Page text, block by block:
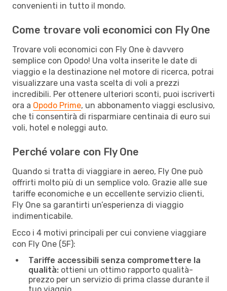
convenienti in tutto il mondo.
Come trovare voli economici con Fly One
Trovare voli economici con Fly One è davvero
semplice con Opodo! Una volta inserite le date di
viaggio e la destinazione nel motore di ricerca, potrai
visualizzare una vasta scelta di voli a prezzi
incredibili. Per ottenere ulteriori sconti, puoi iscriverti
ora a Opodo Prime, un abbonamento viaggi esclusivo,
che ti consentirà di risparmiare centinaia di euro sui
voli, hotel e noleggi auto.
Perché volare con Fly One
Quando si tratta di viaggiare in aereo, Fly One può
offrirti molto più di un semplice volo. Grazie alle sue
tariffe economiche e un eccellente servizio clienti,
Fly One sa garantirti un’esperienza di viaggio
indimenticabile.
Ecco i 4 motivi principali per cui conviene viaggiare
con Fly One (5F):
Tariffe accessibili senza compromettere la
qualità: ottieni un ottimo rapporto qualità-
prezzo per un servizio di prima classe durante il